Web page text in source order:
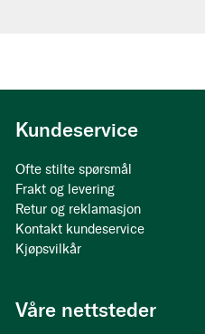
Kundeservice
Ofte stilte spørsmål
Frakt og levering
Retur og reklamasjon
Kontakt kundeservice
Kjøpsvilkår
Våre nettsteder